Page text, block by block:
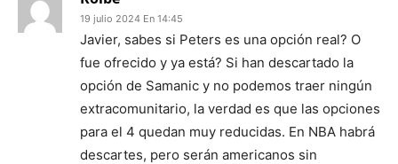
19 julio 2024 En 14:45
Javier, sabes si Peters es una opción real? O
fue ofrecido y ya está? Si han descartado la
opción de Samanic y no podemos traer ningún
extracomunitario, la verdad es que las opciones
para el 4 quedan muy reducidas. En NBA habrá
descartes, pero serán americanos sin